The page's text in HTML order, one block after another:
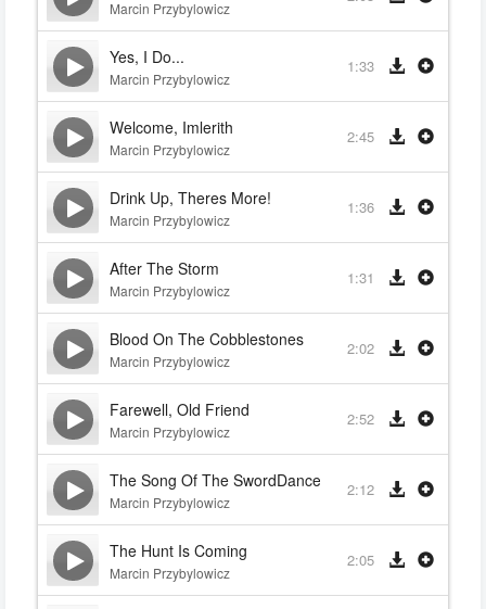
Marcin Przybylowicz
Yes, I Do...
Marcin Przybylowicz
1:33
Welcome, Imlerith
Marcin Przybylowicz
2:45
Drink Up, Theres More!
Marcin Przybylowicz
1:36
After The Storm
Marcin Przybylowicz
1:31
Blood On The Cobblestones
Marcin Przybylowicz
2:02
Farewell, Old Friend
Marcin Przybylowicz
2:52
The Song Of The SwordDancer
Marcin Przybylowicz
2:12
The Hunt Is Coming
Marcin Przybylowicz
2:05